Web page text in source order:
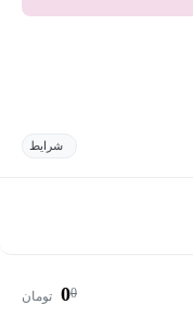
شرایط
0
0 تومان